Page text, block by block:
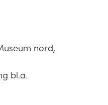
nord,
bl.a.